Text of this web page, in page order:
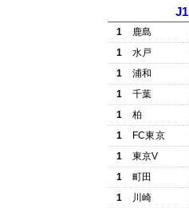
J1
1 鹿島
1
水戸
1
浦和
1
千葉
1
柏
1
FC東京
1
東京V
1
町田
1
川崎